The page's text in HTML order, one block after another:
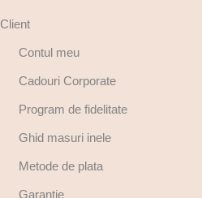
Client
Contul meu
Cadouri Corporate
Program de fidelitate
Ghid masuri inele
Metode de plata
Garantie